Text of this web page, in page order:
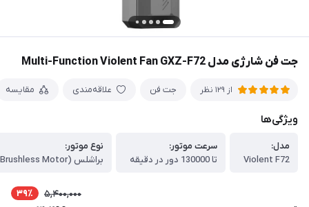
جت فن شارژی مدل Multi-Function Violent Fan GXZ-F72
از 129 نظر جت فن علاقه‌مندی مقایسه
ویژگی‌ها
مدل:
Violent F72
سرعت موتور:
تا 130000 دور در دقیقه
نوع موتور:
براشلس (Brushless Motor)
5,400,000 39٪